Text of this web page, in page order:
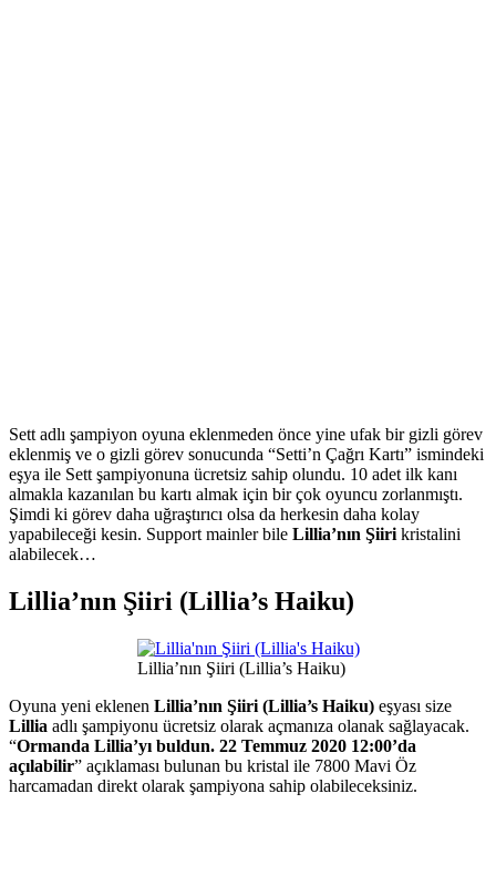
Sett adlı şampiyon oyuna eklenmeden önce yine ufak bir gizli görev
eklenmiş ve o gizli görev sonucunda “Setti’n Çağrı Kartı” ismindeki
eşya ile Sett şampiyonuna ücretsiz sahip olundu. 10 adet ilk kanı
almakla kazanılan bu kartı almak için bir çok oyuncu zorlanmıştı.
Şimdi ki görev daha uğraştırıcı olsa da herkesin daha kolay
yapabileceği kesin. Support mainler bile Lillia’nın Şiiri kristalini
alabilecek…
Lillia’nın Şiiri (Lillia’s Haiku)
Lillia’nın Şiiri (Lillia’s Haiku)
Oyuna yeni eklenen Lillia’nın Şiiri (Lillia’s Haiku) eşyası size
Lillia adlı şampiyonu ücretsiz olarak açmanıza olanak sağlayacak.
“Ormanda Lillia’yı buldun. 22 Temmuz 2020 12:00’da
açılabilir” açıklaması bulunan bu kristal ile 7800 Mavi Öz
harcamadan direkt olarak şampiyona sahip olabileceksiniz.